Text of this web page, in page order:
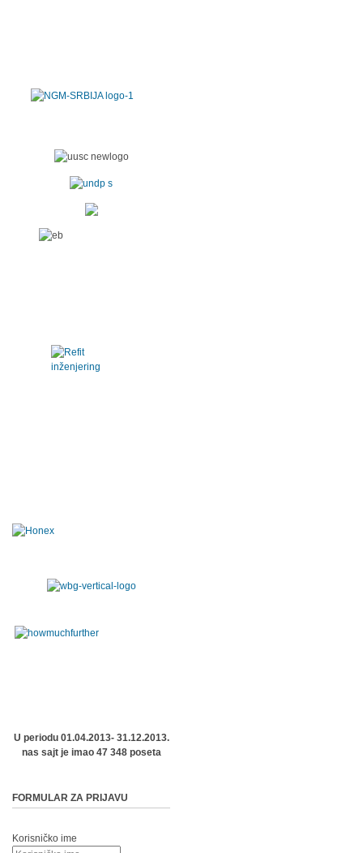
U periodu 01.04.2013- 31.12.2013.
nas sajt je imao 47 348 poseta
FORMULAR ZA PRIJAVU
Korisničko ime